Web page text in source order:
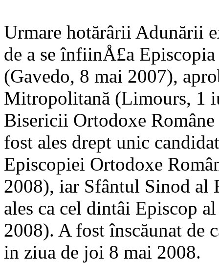
Urmare hotărârii Adunării
de a se înfiinÅ£a
(Gavedo, 8 mai 2007),
Mitropolitană (Limours, 1
Bisericii Ortodoxe
fost ales drept unic
Episcopiei Ortodoxe
2008), iar Sfântul Sinod al
ales ca cel dintâi Episcop
2008). A fost înscăunat
in ziua de joi 8 mai 2008.